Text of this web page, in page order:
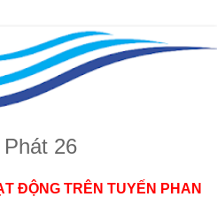
26
ĐỘNG TRÊN TUYẾN PHAN